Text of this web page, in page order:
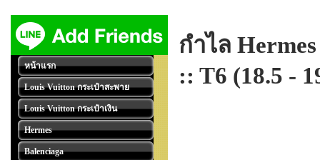
หน้าแรก
Louis Vuitton กระเป๋าสะพาย
Louis Vuitton กระเป๋าเงิน
Hermes
Balenciaga
กำไล
:: T6 (18.5 -